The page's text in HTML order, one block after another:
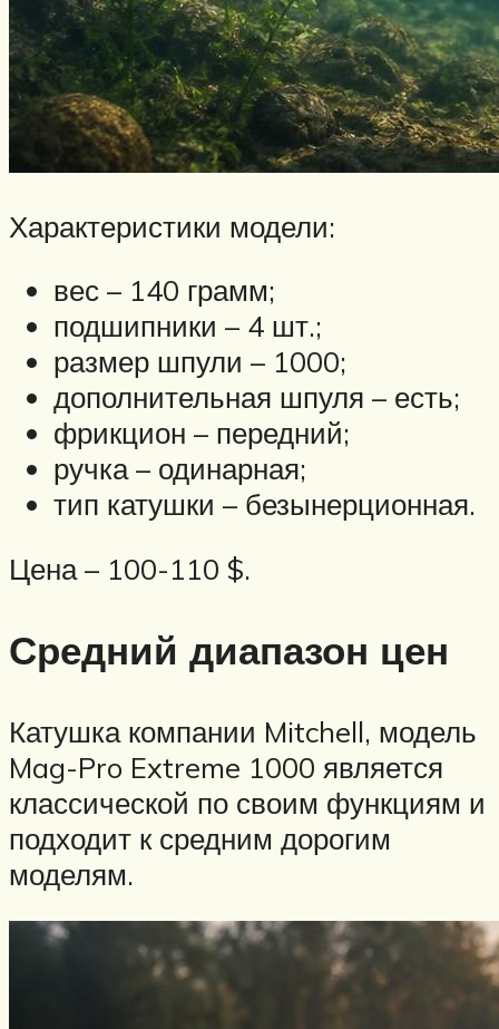
Характеристики модели:
вес – 140 грамм;
подшипники – 4 шт.;
размер шпули – 1000;
дополнительная шпуля – есть;
фрикцион – передний;
ручка – одинарная;
тип катушки – безынерционная.
Цена – 100-110 $.
Средний диапазон цен
Катушка компании Mitchell, модель
Mag-Pro Extreme 1000 является
классической по своим функциям и
подходит к средним дорогим
моделям.